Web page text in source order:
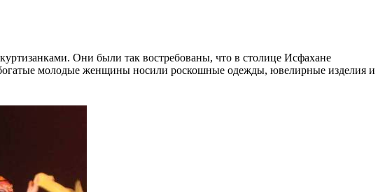
Они были так востребованы, что в столице Исфахане
молодые женщины носили роскошные одежды, ювелирные изделия и